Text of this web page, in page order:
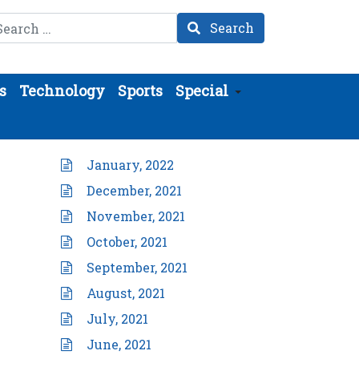
Search
Technology Sports Special
January, 2022
December, 2021
November, 2021
October, 2021
September, 2021
August, 2021
July, 2021
June, 2021